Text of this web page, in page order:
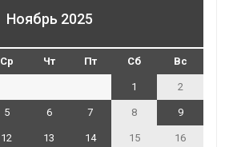
Ноябрь 2025
Ср Чт Пт Сб Вс
1 2
5 6 7 8 9
12 13 14 15 16